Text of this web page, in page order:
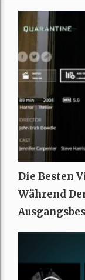
Die Besten
Während